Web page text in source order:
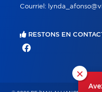
×
Courriel:
RESTONS EN